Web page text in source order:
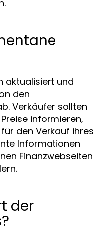
aktualisiert und
den
Verkäufer sollten
informieren,
den Verkauf ihres
Informationen
Finanzwebseiten
der